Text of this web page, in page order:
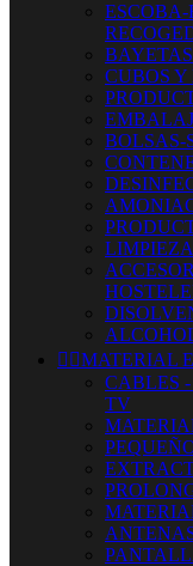
CUBOS Y
BOLSAS-
 MATERIAL
CABLES
TV